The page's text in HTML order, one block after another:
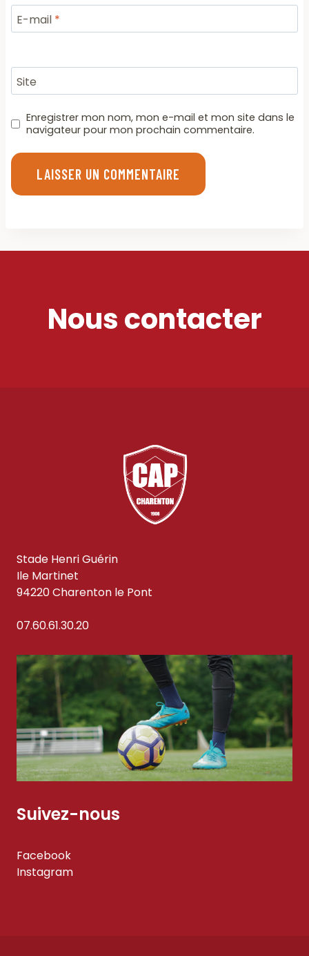
E-mail *
Site
Enregistrer mon nom, mon e-mail et mon site dans le
navigateur pour mon prochain commentaire.
Nous contacter
Stade Henri Guérin
Ile Martinet
94220 Charenton le Pont
07.60.61.30.20
Suivez-nous
Facebook
Instagram